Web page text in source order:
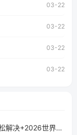
播放。 遇到这
题，无论人在香港、
再因地区和版权限制
03-22
03-22
03-22
03-22
在法国用哔哩哔哩地区限制怎么办？轻松解决+2026世界杯看球攻略